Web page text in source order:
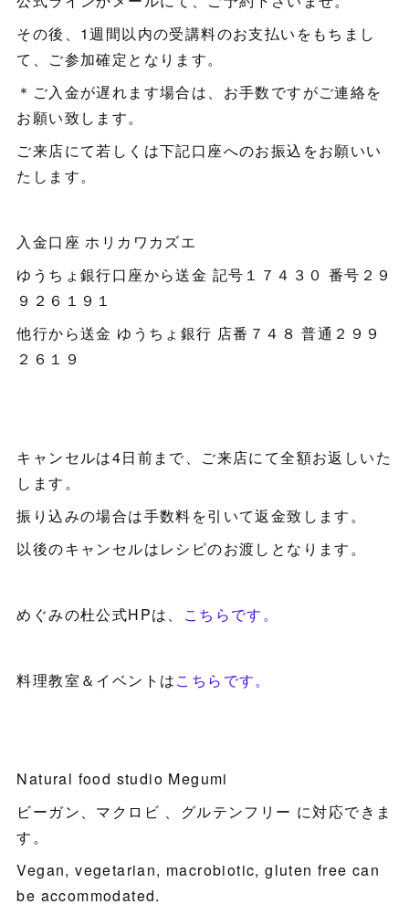
その後、1週間以内の受講料のお支払いをもちまし
て、ご参加確定となります。
＊ご入金が遅れます場合は、お手数ですがご連絡を
お願い致します。
ご来店にて若しくは下記口座へのお振込をお願いい
たします。
入金口座 ホリカワカズエ
ゆうちょ銀行口座から送金 記号１７４３０ 番号２９
９２６１９１
他行から送金 ゆうちょ銀行 店番７４８ 普通２９９
２６１９
キャンセルは4日前まで、ご来店にて全額お返しいた
します。
振り込みの場合は手数料を引いて返金致します。
以後のキャンセルはレシピのお渡しとなります。
めぐみの杜公式HPは、 こちらです。
料理教室＆イベントはこちらです。
Natural food studio Megumi
ビーガン、マクロビ 、グルテンフリー に対応できま
す。
Vegan, vegetarian, macrobiotic, gluten free can
be accommodated.